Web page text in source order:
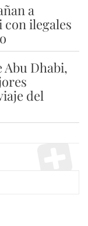
a
con ilegales
Abu Dhabi,
del